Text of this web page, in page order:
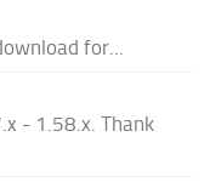
for...
- 1.58.x. Thank